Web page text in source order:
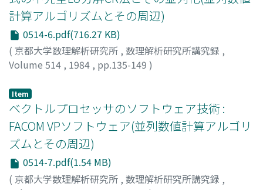
計算アルゴリズムとその周辺)
0514-6.pdf(716.27 KB)
( 京都大学数理解析研究所 , 数理解析研究所講究録 ,
Volume 514 , 1984 , pp.135-149 )
Item
ベクトルプロセッサのソフトウェア技術 :
FACOM VPソフトウェア(並列数値計算アルゴリ
ズムとその周辺)
0514-7.pdf(1.54 MB)
( 京都大学数理解析研究所 , 数理解析研究所講究録 ,